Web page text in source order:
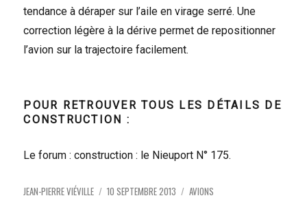
tendance à déraper sur l’aile en virage serré. Une
correction légère à la dérive permet de repositionner
l’avion sur la trajectoire facilement.
POUR RETROUVER TOUS LES DÉTAILS DE
CONSTRUCTION :
Le forum : construction : le Nieuport N° 175.
AUTEUR
JEAN-PIERRE VIÉVILLE PUBLIÉ
10 SEPTEMBRE 2013 CATÉGORIES
AVIONS